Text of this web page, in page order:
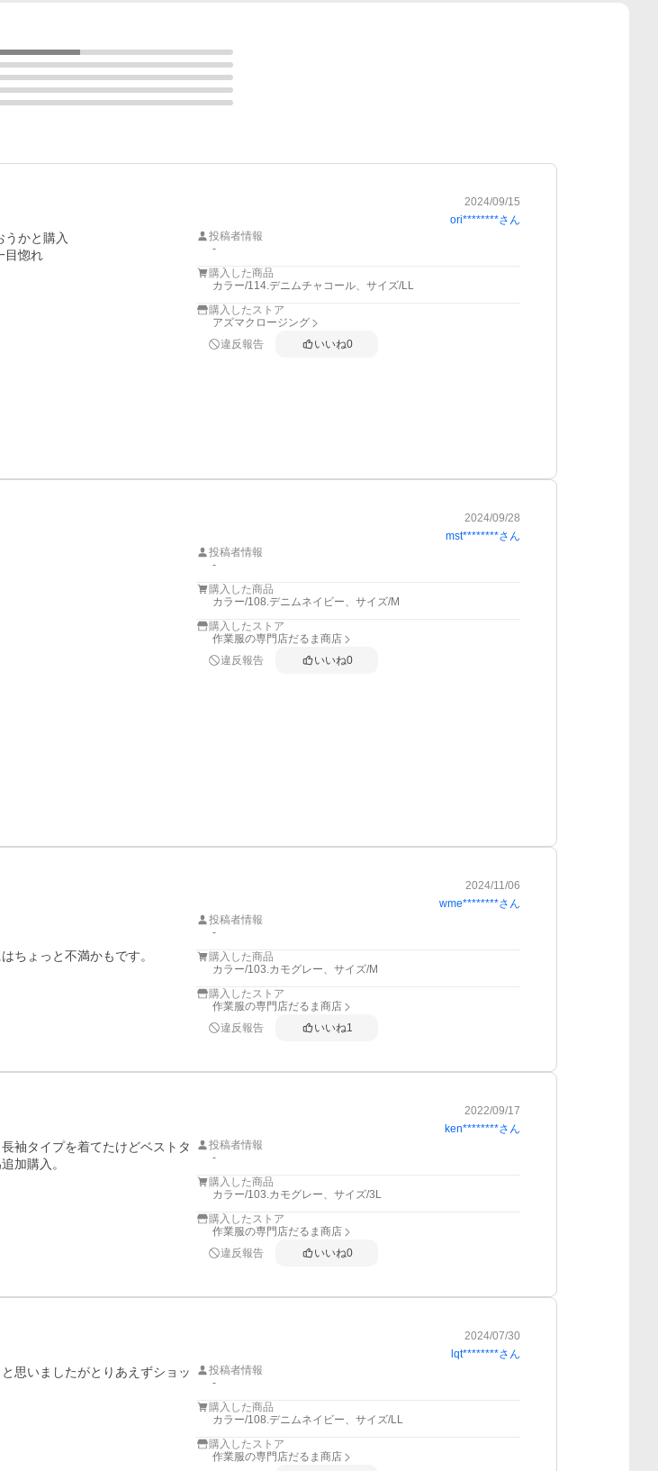
2024/09/15
ori********さん
かと購入
目惚れ
投稿者情報
-
購入した商品
カラー/114.デニムチャコール、サイズ/LL
購入したストア
アズマクロージング
違反報告
いいね0
2024/09/28
mst********さん
投稿者情報
-
購入した商品
カラー/108.デニムネイビー、サイズ/M
購入したストア
作業服の専門店だるま商店
違反報告
いいね0
2024/11/06
wme********さん
ちょっと不満かもです。
投稿者情報
-
購入した商品
カラー/103.カモグレー、サイズ/M
購入したストア
作業服の専門店だるま商店
違反報告
いいね1
2022/09/17
ken********さん
袖タイプを着てたけどベストタ
加購入。
投稿者情報
-
購入した商品
カラー/103.カモグレー、サイズ/3L
購入したストア
作業服の専門店だるま商店
違反報告
いいね0
2024/07/30
lqt********さん
思いましたがとりあえずショッ
投稿者情報
-
購入した商品
カラー/108.デニムネイビー、サイズ/LL
購入したストア
作業服の専門店だるま商店